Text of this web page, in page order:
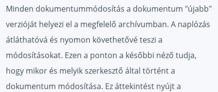
Minden dokumentummódosítás a dokumentum "újabb"
verzióját helyezi el a megfelelő archívumban. A naplózás
átláthatóvá és nyomon követhetővé teszi a
módosításokat. Ezen a ponton a későbbi néző tudja,
hogy mikor és melyik szerkesztő által történt a
dokumentum módosítása. Ez áttekintést nyújt a